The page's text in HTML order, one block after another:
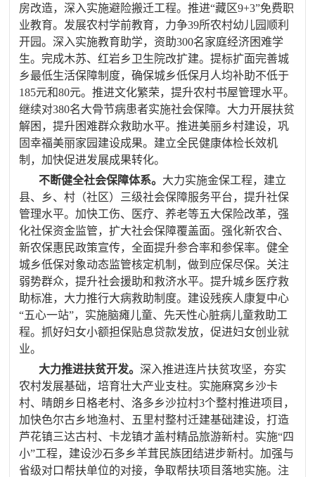
房改造，深入实施避险搬迁工程。推进“藏区9+3”免费职
业教育。发展农村学前教育， 力争39所农村幼儿园顺利
开园。深入实施教育助学，资助300名家庭经济困难学
生。 完成木苏、红岩乡卫生院改扩建。提标扩面完善城
乡最低生活保障制度，确保城乡低保月人均补助不低于
185元和80元。推进文化繁荣，提升农村书屋管理水平。
继续对380名大骨节病患者实施社会保障。大力开展扶贫
解困，提升困难群众救助水平。推进美丽乡村建设，巩
固幸福美丽家园建设成果。 建立全民健康体检长效机
制，加快促进发展成果转化。
不断健全社会保障体系。 大力实施金保工程，建立
县、乡、村（社区）三级社会保障服务平台，提升社保
管理水平。加快工伤、医疗、养老等五大保险改革，强
化社保资金监管，扩大社会保障覆盖面。强化新农合、
新农保惠民政策宣传，全面提升参合率和参保率。健全
城乡低保对象动态监管核定机制，做到应保尽保。关注
弱势群众，提升社会援助和救济水平。提升城乡医疗救
助标准，大力推行大病救助制度。 建设残疾人康复中心
“五心一站”，实施脑瘫儿童、先天性心脏病儿童救助工
程。抓好妇女小额担保贴息贷款发放，促进妇女创业就
业。
大力推进扶贫开发。深入推进连片扶贫攻坚，夯实
农村发展基础，培育壮大产业支柱。实施麻窝乡沙卡
村、晴朗乡日格老村、洛多乡沙拉村3个整村推进项目，
加快色尔古乡地渔村、五里村整村迁建基础建设，打造
芦花镇三达古村、卡龙镇才盖村精品旅游新村。实施“四
小”工程，建设沙石多乡羊茸民族团结进步新村。加强与
省级对口帮扶单位的对接，争取帮扶项目落地实施。注